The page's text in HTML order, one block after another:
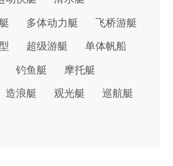
多体动力艇 飞桥游艇
超级游艇 单体帆船
钓鱼艇 摩托艇
造浪艇 观光艇 巡航艇